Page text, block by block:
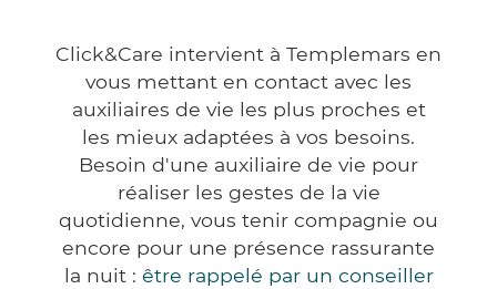
Click&Care intervient à Templemars en
vous mettant en contact avec les
auxiliaires de vie les plus proches et
les mieux adaptées à vos besoins.
Besoin d'une auxiliaire de vie pour
réaliser les gestes de la vie
quotidienne, vous tenir compagnie ou
encore pour une présence rassurante
la nuit : être rappelé par un conseiller